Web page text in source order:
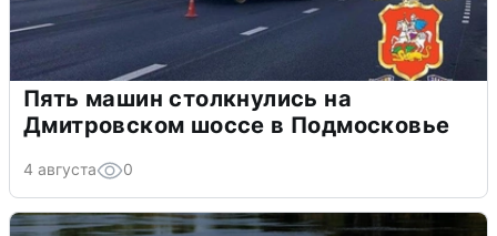
Пять машин столкнулись на
Дмитровском шоссе в Подмосковье
4 августа 0